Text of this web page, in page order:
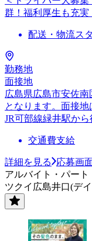
群！福利厚生も充実
配送・物流ス
勤務地
面接地
広島県広島市安佐
となります。面接地
JR可部線緑井駅から
交通費支給
詳細を見る
応募画
アルバイト・パート
ツクイ広島井口(デ